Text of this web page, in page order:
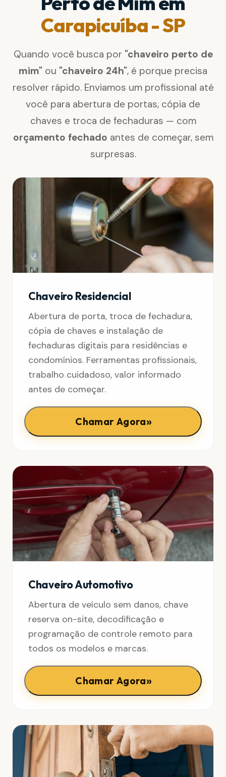
Carapicuíba - SP
Quando você busca por "chaveiro perto de
mim" ou "chaveiro 24h", é porque precisa
resolver rápido. Enviamos um profissional até
você para abertura de portas, cópia de
chaves e troca de fechaduras — com
orçamento fechado antes de começar, sem
surpresas.
Chaveiro Residencial
Abertura de porta, troca de fechadura,
cópia de chaves e instalação de
fechaduras digitais para residências e
condomínios. Ferramentas profissionais,
trabalho cuidadoso, valor informado
antes de começar.
Chamar Agora»
Chaveiro Automotivo
Abertura de veículo sem danos, chave
reserva on-site, decodificação e
programação de controle remoto para
todos os modelos e marcas.
Chamar Agora»